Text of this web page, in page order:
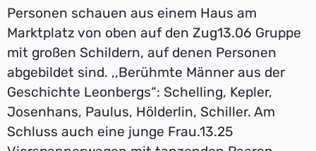
Personen schauen aus einem Haus am
Marktplatz von oben auf den Zug13.06 Gruppe
mit großen Schildern, auf denen Personen
abgebildet sind. ,,Berühmte Männer aus der
Geschichte Leonbergs“: Schelling, Kepler,
Josenhans, Paulus, Hölderlin, Schiller. Am
Schluss auch eine junge Frau.13.25